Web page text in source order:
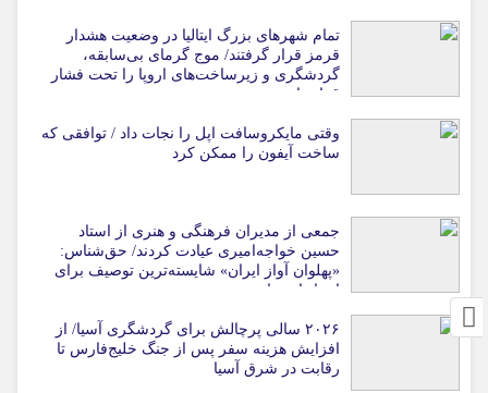
تمام شهرهای بزرگ ایتالیا در وضعیت هشدار
قرمز قرار گرفتند/ موج گرمای بی‌سابقه،
گردشگری و زیرساخت‌های اروپا را تحت فشار
قرار داد
وقتی مایکروسافت اپل را نجات داد / توافقی که
ساخت آیفون را ممکن کرد
جمعی از مدیران فرهنگی و هنری از استاد
حسین خواجه‌امیری عیادت کردند/ حق‌شناس:
«پهلوان آواز ایران» شایسته‌ترین توصیف برای
استاد ایرج است
۲۰۲۶ سالی پرچالش برای گردشگری آسیا/ از
افزایش هزینه سفر پس از جنگ خلیج‌فارس تا
رقابت در شرق آسیا